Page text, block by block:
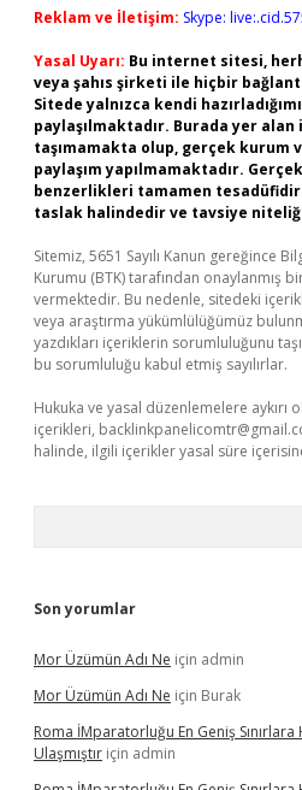
Reklam ve İletişim: Skype:
Yasal Uyarı: Bu internet sitesi,
veya şahıs şirketi ile hiçbir
Sitede yalnızca kendi
paylaşılmaktadır. Burada yer
taşımamakta olup, gerçek kurum
paylaşım yapılmamaktadır.
benzerlikleri tamamen
taslak halindedir ve tavsiye
Sitemiz, 5651 Sayılı Kanun gereğince
Kurumu (BTK) tarafından onaylanmış
vermektedir. Bu nedenle, sitedeki
veya araştırma yükümlülüğümüz
yazdıkları içeriklerin sorumluluğunu
bu sorumluluğu kabul etmiş sayılırlar.
Hukuka ve yasal düzenlemelere aykırı
içerikleri,
halinde, ilgili içerikler yasal süre
Son yorumlar
Mor Üzümün Adı Ne için admin
Mor Üzümün Adı Ne için Burak
Roma İMparatorluğu En Geniş
Ulaşmıştır için admin